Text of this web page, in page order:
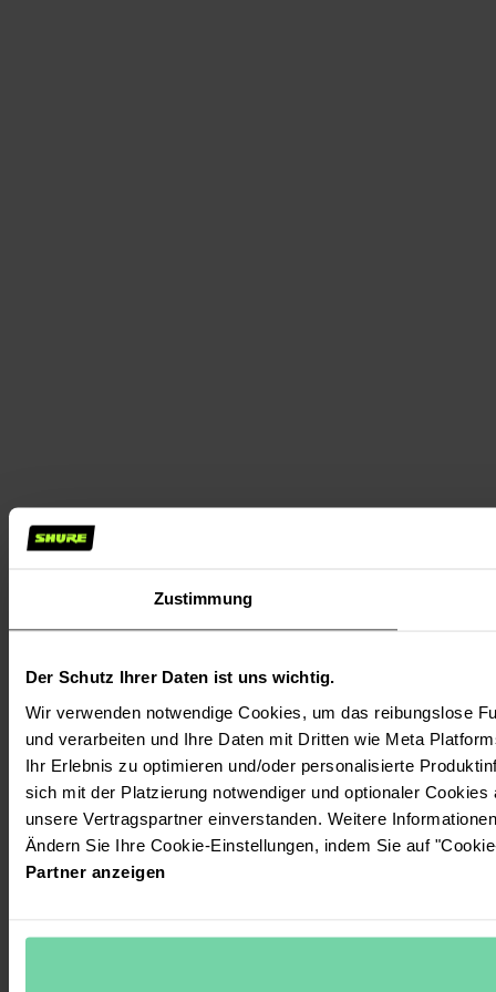
Zustimmung
Der Schutz Ihrer Daten ist uns wichtig.
Wir verwenden notwendige Cookies, um das reibungslose
und verarbeiten und Ihre Daten mit Dritten wie Meta
Ihr Erlebnis zu optimieren und/oder personalisierte
sich mit der Platzierung notwendiger und optionaler
unsere Vertragspartner einverstanden. Weitere
Ändern Sie Ihre Cookie-Einstellungen, indem Sie auf
Partner anzeigen